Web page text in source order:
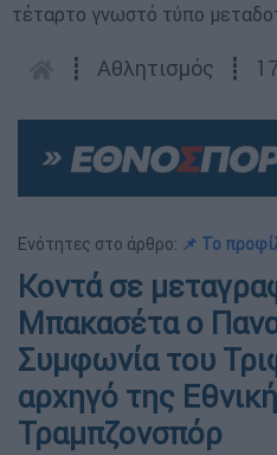
τέταρτο γνωστό τύπο
┋ Αθλητισμός ┋
Ενότητες στο άρθρο: 📌 Το
Κοντά σε
Μπακασέτα ο
Συμφωνία του
αρχηγό της
Τραμπζονσπόρ